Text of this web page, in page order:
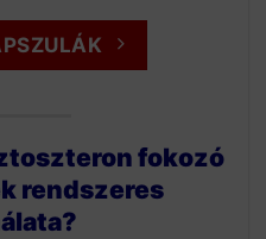
fokozó
rendszeres